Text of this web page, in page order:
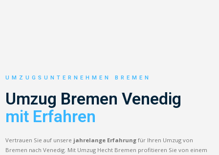
UMZUGSUNTERNEHMEN BREMEN
Umzug Bremen Venedig
mit Erfahren
Vertrauen Sie auf unsere jahrelange Erfahrung für Ihren Umzug von
Bremen nach Venedig. Mit Umzug Hecht Bremen profitieren Sie von einem